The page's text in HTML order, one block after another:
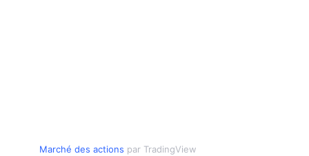
Marché des actions par TradingView